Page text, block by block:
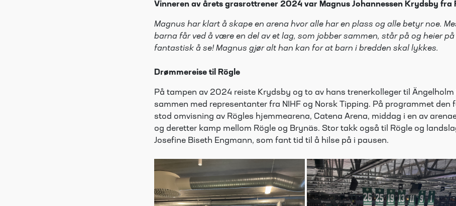
Vinneren av årets grasrottrener 2024 var Magnus Johannessen Krydsby fra
Magnus har klart å skape en arena hvor alle har en plass og alle betyr noe.
barna får ved å være en del av et lag, som jobber sammen, står på og heier
fantastisk å se! Magnus gjør alt han kan for at barn i bredden skal lykkes.
Drømmereise til Rögle
På tampen av 2024 reiste Krydsby og to av hans trenerkolleger til Ängelholm
sammen med representanter fra NIHF og Norsk Tipping. På programmet den
stod omvisning av Rögles hjemmearena, Catena Arena, middag i en av
og deretter kamp mellom Rögle og Brynäs. Stor takk også til Rögle og
Josefine Biseth Engmann, som fant tid til å hilse på i pausen.